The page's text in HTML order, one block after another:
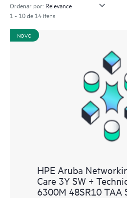
Ordenar por:
1 - 10 de 14 itens
NOVO
HPE Aruba
Care 3Y SW +
6300M 48SR10 TAA